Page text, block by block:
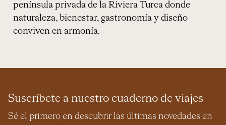
península privada de la Riviera Turca donde
naturaleza, bienestar, gastronomía y diseño
conviven en armonía.
Suscríbete a nuestro cuaderno de viajes
Sé el primero en descubrir las últimas novedades en